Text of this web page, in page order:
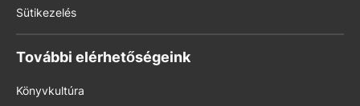
Sütikezelés
További elérhetőségeink
Könyvkultúra